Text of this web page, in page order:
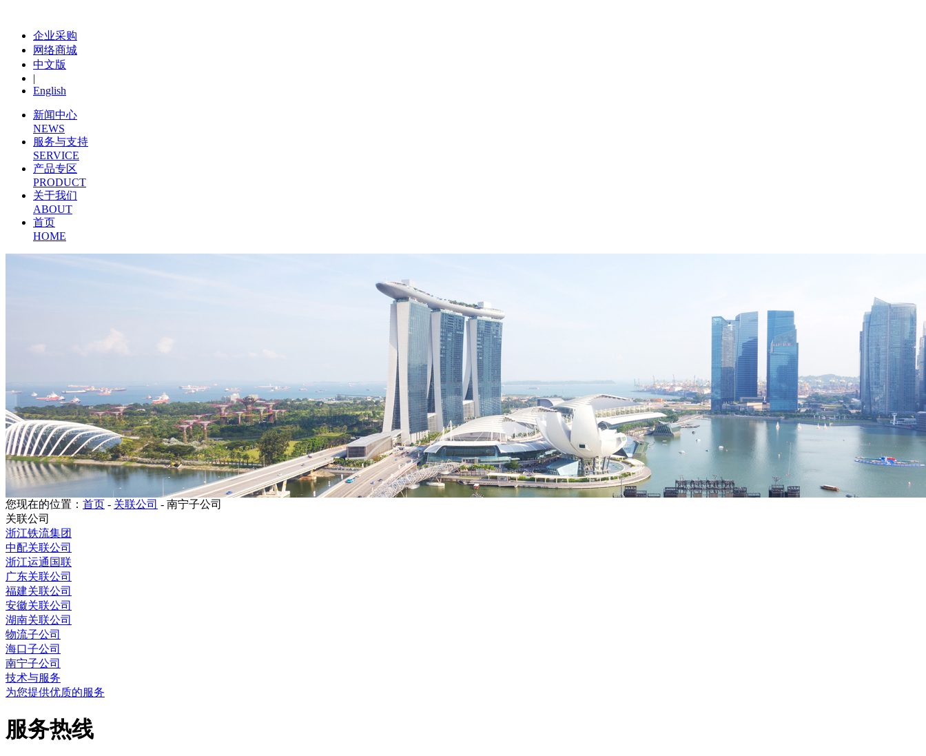
企业采购
网络商城
中文版
|
English
新闻中心
NEWS
服务与支持
SERVICE
产品专区
PRODUCT
关于我们
ABOUT
首页
HOME
您现在的位置： 首页 - 关联公司 - 南宁子公司
关联公司
浙江铁流集团
中配关联公司
浙江运通国联
广东关联公司
福建关联公司
安徽关联公司
湖南关联公司
物流子公司
海口子公司
南宁子公司
技术与服务
为您提供优质的服务
服务热线